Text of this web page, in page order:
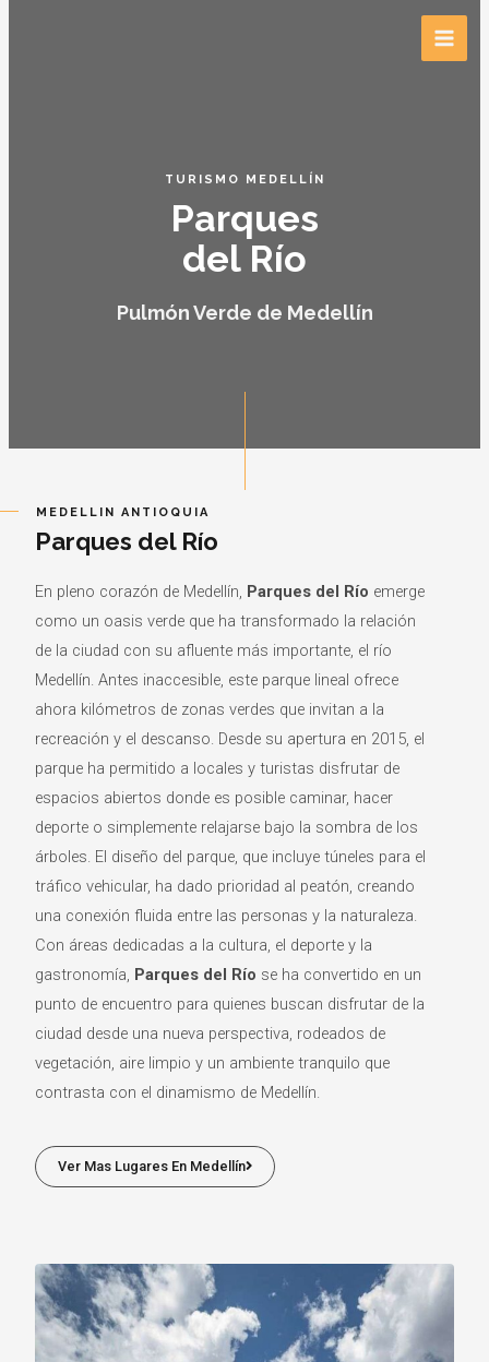
TURISMO MEDELLÍN
Parques
del Río
Pulmón Verde de Medellín
MEDELLIN ANTIOQUIA
Parques del Río
En pleno corazón de Medellín, Parques del Río emerge
como un oasis verde que ha transformado la relación
de la ciudad con su afluente más importante, el río
Medellín. Antes inaccesible, este parque lineal ofrece
ahora kilómetros de zonas verdes que invitan a la
recreación y el descanso. Desde su apertura en 2015, el
parque ha permitido a locales y turistas disfrutar de
espacios abiertos donde es posible caminar, hacer
deporte o simplemente relajarse bajo la sombra de los
árboles. El diseño del parque, que incluye túneles para el
tráfico vehicular, ha dado prioridad al peatón, creando
una conexión fluida entre las personas y la naturaleza.
Con áreas dedicadas a la cultura, el deporte y la
gastronomía, Parques del Río se ha convertido en un
punto de encuentro para quienes buscan disfrutar de la
ciudad desde una nueva perspectiva, rodeados de
vegetación, aire limpio y un ambiente tranquilo que
contrasta con el dinamismo de Medellín.
Ver Mas Lugares En Medellín